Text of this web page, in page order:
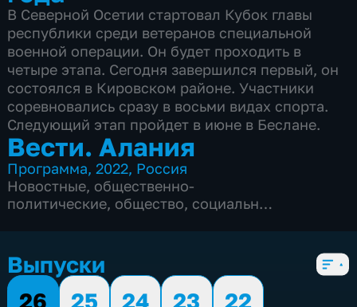
В Северной Осетии стартовал Кубок главы
республики среди ветеранов специальной
военной операции. Он будет проходить в
четыре этапа. Сегодня завершился первый, он
состоялся в Кировском районе. Участники
соревновались сразу в восьми видах спорта.
Следующий этап пройдет в июне в Беслане.
Вести. Алания
Программа,2022, Россия
Новостные, общественно-
политические, общество, социально-
Выпуски
26
25 24 23
22